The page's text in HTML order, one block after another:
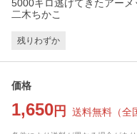
5000キロ逃げてきたアー
二木ちかこ
残りわずか
価格
1,650 円 送料無料 （全